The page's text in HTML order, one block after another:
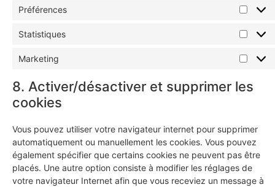
Préférences
Statistiques
Marketing
8. Activer/désactiver et supprimer les
cookies
Vous pouvez utiliser votre navigateur internet pour supprimer
automatiquement ou manuellement les cookies. Vous pouvez
également spécifier que certains cookies ne peuvent pas être
placés. Une autre option consiste à modifier les réglages de
votre navigateur Internet afin que vous receviez un message à